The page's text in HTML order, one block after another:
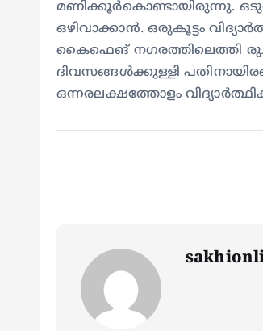
മണിക്കൂര്‍കൊണ്ടായിരുന്നു.
ഒഴിവാക്കാന്‍. ഒരുകൂട്ടം
കൈഫെങ് നഗരത്തിലെത്തി
ദിവസങ്ങള്‍ക്കുള്ളി
ഒന്നരലക്ഷത്തോളം